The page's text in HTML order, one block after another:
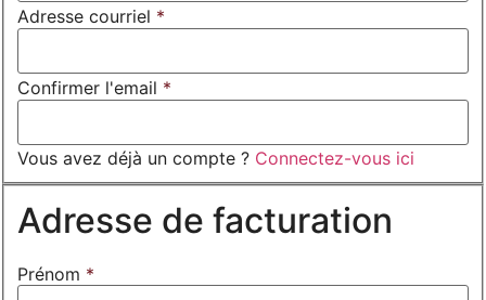
Adresse courriel *
Confirmer l'email *
Vous avez déjà un compte ? Connectez-vous ici
Adresse de facturation
Prénom *